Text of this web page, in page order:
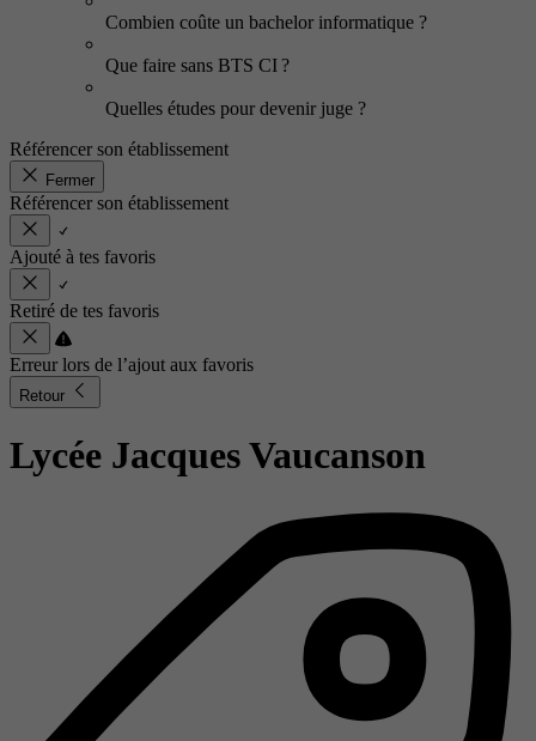
Combien coûte un bachelor informatique ?
Que faire sans BTS CI ?
Quelles études pour devenir juge ?
Référencer son établissement
Fermer
Référencer son établissement
Ajouté à tes favoris
Retiré de tes favoris
Erreur lors de l’ajout aux favoris
Retour
Lycée Jacques Vaucanson